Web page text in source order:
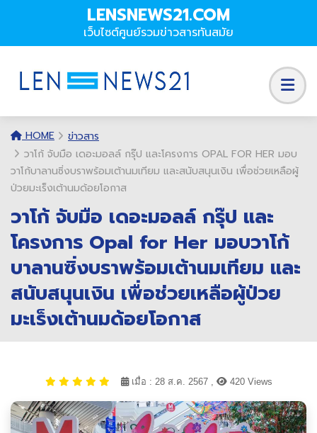
LENSNEWS21.COM
เว็บไซต์ศูนย์รวมข่าวสารทันสมัย
HOME
ข่าวสาร
วาโก้ จับมือ เดอะมอลล์ กรุ๊ป และโครงการ OPAL FOR HER มอบ
วาโก้บาลานซิ่งบราพร้อมเต้านมเทียม และสนับสนุนเงิน เพื่อช่วยเหลือผู้
ป่วยมะเร็งเต้านมด้อยโอกาส
วาโก้ จับมือ เดอะมอลล์ กรุ๊ป และ
โครงการ Opal for Her มอบวาโก้
บาลานซิ่งบราพร้อมเต้านมเทียม และ
สนับสนุนเงิน เพื่อช่วยเหลือผู้ป่วย
มะเร็งเต้านมด้อยโอกาส
เมื่อ : 28 ส.ค. 2567 , 420 Views